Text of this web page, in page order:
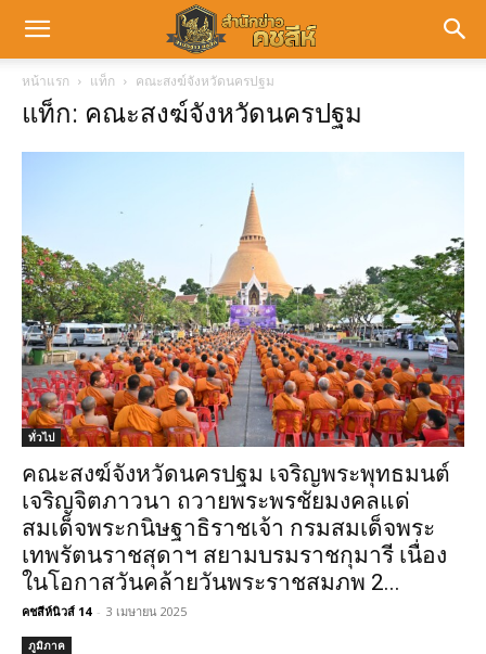
หน้าแรก แท็ก คณะสงฆ์จังหวัดนครปฐม
แท็ก: คณะสงฆ์จังหวัดนครปฐม
ทั่วไป
คณะสงฆ์จังหวัดนครปฐม เจริญพระพุทธมนต์
เจริญจิตภาวนา ถวายพระพรชัยมงคลแด่
สมเด็จพระกนิษฐาธิราชเจ้า กรมสมเด็จพระ
เทพรัตนราชสุดาฯ สยามบรมราชกุมารี เนื่อง
ในโอกาสวันคล้ายวันพระราชสมภพ 2...
คชสีห์นิวส์ 14 - 3 เมษายน 2025
ภูมิภาค